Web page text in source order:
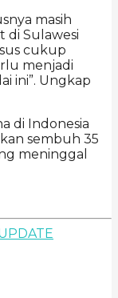
masih
di Sulawesi
cukup
menjadi
ini”. Ungkap
di Indonesia
sembuh 35
meninggal